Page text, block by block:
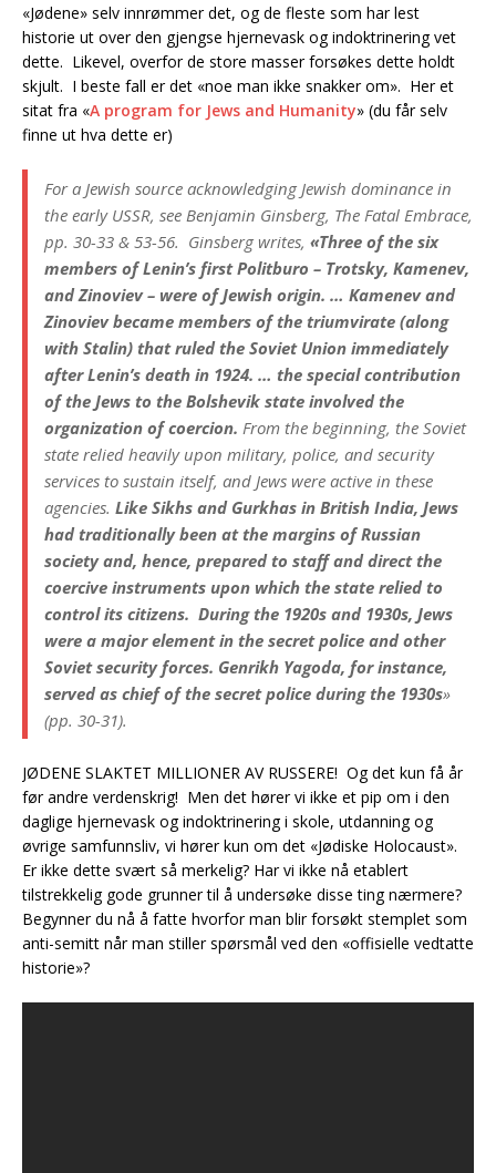
«De fleste jøder vil helst ikke innrømme det, men
vår gud er Lucifer.» ~ Harold Wallace Rosenthal
«Jødene» selv innrømmer det, og de fleste som har lest
historie ut over den gjengse hjernevask og indoktrinering vet
dette. Likevel, overfor de store masser forsøkes dette holdt
skjult. I beste fall er det «noe man ikke snakker om». Her et
sitat fra «A program for Jews and Humanity» (du får selv
finne ut hva dette er)
For a Jewish source acknowledging Jewish dominance in
the early USSR, see Benjamin Ginsberg, The Fatal Embrace,
pp. 30-33 & 53-56. Ginsberg writes, «Three of the six
members of Lenin’s first Politburo – Trotsky, Kamenev,
and Zinoviev – were of Jewish origin. … Kamenev and
Zinoviev became members of the triumvirate (along
with Stalin) that ruled the Soviet Union immediately
after Lenin’s death in 1924. … the special contribution
of the Jews to the Bolshevik state involved the
organization of coercion. From the beginning, the Soviet
state relied heavily upon military, police, and security
services to sustain itself, and Jews were active in these
agencies. Like Sikhs and Gurkhas in British India, Jews
had traditionally been at the margins of Russian
society and, hence, prepared to staff and direct the
coercive instruments upon which the state relied to
control its citizens. During the 1920s and 1930s, Jews
were a major element in the secret police and other
Soviet security forces. Genrikh Yagoda, for instance,
served as chief of the secret police during the 1930s»
(pp. 30-31).
JØDENE SLAKTET MILLIONER AV RUSSERE! Og det kun få år
før andre verdenskrig! Men det hører vi ikke et pip om i den
daglige hjernevask og indoktrinering i skole, utdanning og
øvrige samfunnsliv, vi hører kun om det «Jødiske Holocaust».
Er ikke dette svært så merkelig? Har vi ikke nå etablert
tilstrekkelig gode grunner til å undersøke disse ting nærmere?
Begynner du nå å fatte hvorfor man blir forsøkt stemplet som
anti-semitt når man stiller spørsmål ved den «offisielle vedtatte
historie»?